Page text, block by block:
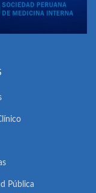
Pública